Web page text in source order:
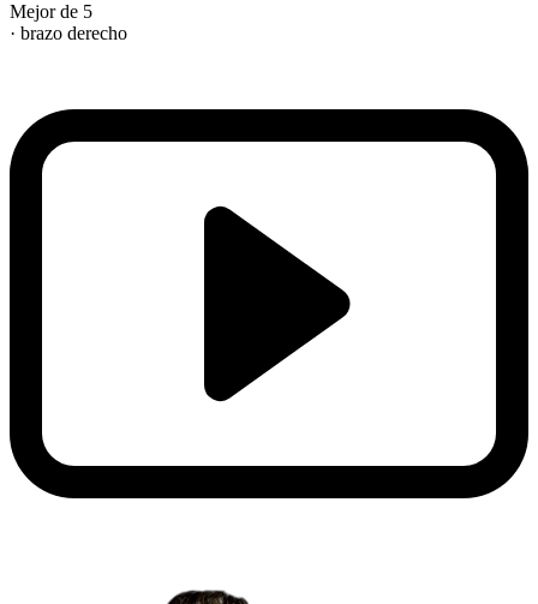
Mejor de 5
· brazo derecho